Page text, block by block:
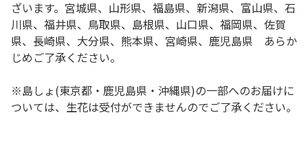
ざいます。宮城県、山形県、福島県、新潟県、富山県、石
川県、福井県、鳥取県、島根県、山口県、福岡県、佐賀
県、長崎県、大分県、熊本県、宮崎県、鹿児島県 あらか
じめご了承ください。
※島しょ(東京都・鹿児島県・沖縄県)の一部へのお届けに
ついては、生花は受付ができませんのでご了承ください。